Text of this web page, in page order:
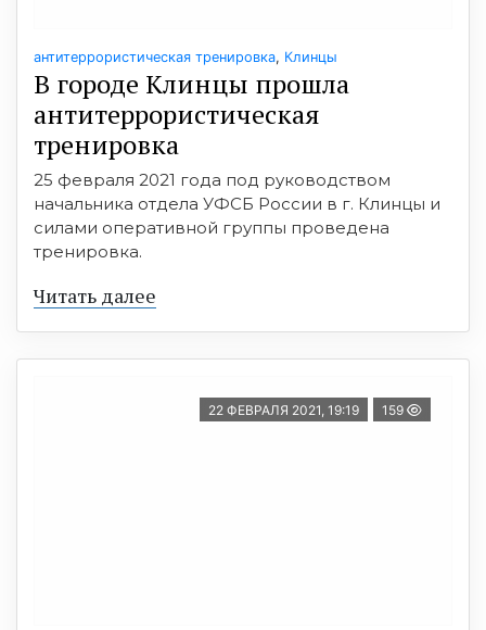
антитеррористическая тренировка, Клинцы
В городе Клинцы прошла
антитеррористическая
тренировка
25 февраля 2021 года под руководством
начальника отдела УФСБ России в г. Клинцы и
силами оперативной группы проведена
тренировка.
Читать далее
22 ФЕВРАЛЯ 2021, 19:19 159